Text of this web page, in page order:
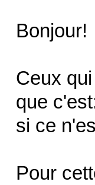
Bonjour!
Ceux
que
si ce
Pour